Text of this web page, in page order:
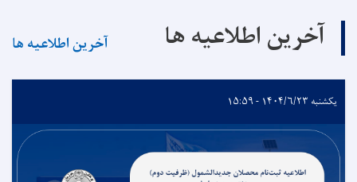
آخرین اطلاعیه ها آخرین اطلاعیه ها
یکشنبه ۱۴۰۴/۶/۲۳ - ۱۵:۵۹